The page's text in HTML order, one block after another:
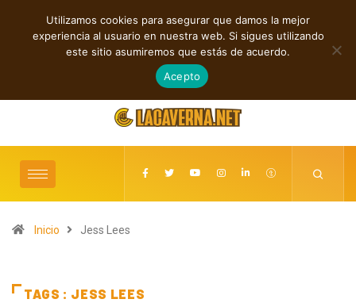
TENDENCIAS
Andyvince reflexiona sobre el perdón en “WE MUST LEARN TO FORGIVE”
agosto 6, 2026
Inicio Jess Lees
TAGS : JESS LEES
Utilizamos cookies para asegurar que damos la mejor
experiencia al usuario en nuestra web. Si sigues utilizando
este sitio asumiremos que estás de acuerdo.
Acepto